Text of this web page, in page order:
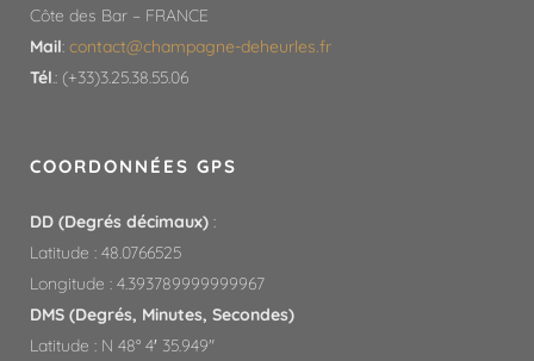
Côte des Bar – FRANCE
Mail: contact@champagne-deheurles.fr​
Tél.: (+33)3.25.38.55.06
COORDONNÉES GPS
DD (Degrés décimaux) :
Latitude : 48.0766525
Longitude : 4.393789999999967
DMS (Degrés, Minutes, Secondes)
Latitude : N 48° 4′ 35.949″